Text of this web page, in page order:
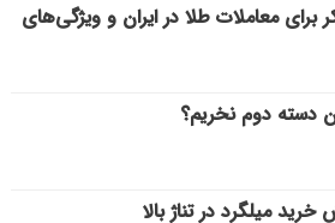
برای معاملات طلا در ایران و ویژگی‌های
دسته دوم نخریم؟
میلگرد در تناژ بالا